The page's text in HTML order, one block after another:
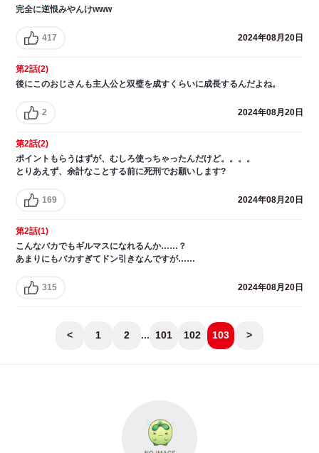
完全に逆恨みやんけwww
417 2024年08月20日
第2話(2)
後にこのおじさんも主人公と双璧を成すくらいに成長するんだよね。
2 2024年08月20日
第2話(2)
ポイントもらうはずが、むしろ使っちゃったんだけど。。。。
とりあえず、余計なことする前に死刑でお願いします?
169 2024年08月20日
第2話(1)
こんなバカでもギルマスになれるんか……？
あまりにもバカすぎてドン引きなんですが……
315 2024年08月20日
< 1 2 ... 101 102 103 >